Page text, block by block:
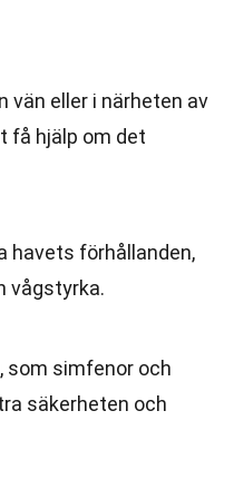
vän eller i närheten av
få hjälp om det
havets förhållanden,
vågstyrka.
som simfenor och
säkerheten och